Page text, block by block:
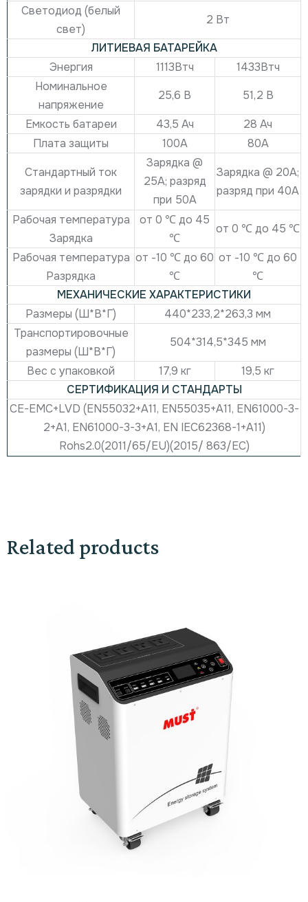
Светодиод (белый
свет)
2 Вт
ЛИТИЕВАЯ БАТАРЕЙКА
Энергия
1113Втч
1433Втч
Номинальное
напряжение
25,6 В
51,2 В
Емкость батареи
43,5 Ач
28 Ач
Плата защиты
100А
80А
Стандартный ток
зарядки и разрядки
Зарядка @
25А; разряд
при 50А
Зарядка @ 20А;
разряд при 40А
Рабочая температура
Зарядка
от 0 ℃ до 45
℃
от 0 ℃ до 45 ℃
Рабочая температура
Разрядка
от -10 ℃ до 60
℃
от -10 ℃ до 60
℃
МЕХАНИЧЕСКИЕ ХАРАКТЕРИСТИКИ
Размеры (Ш*В*Г)
440*233,2*263,3 мм
Транспортировочные
размеры (Ш*В*Г)
504*314,5*345 мм
Вес с упаковкой
17,9 кг
19,5 кг
СЕРТИФИКАЦИЯ И СТАНДАРТЫ
CE-EMC+LVD (EN55032+A11, EN55035+A11, EN61000-3-
2+A1, EN61000-3-3+A1, EN IEC62368-1+A11)
Rohs2.0(2011/65/EU)(2015/ 863/ЕС)
Related products